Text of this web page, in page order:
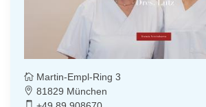
Martin-Empl-Ring 3
81829 München